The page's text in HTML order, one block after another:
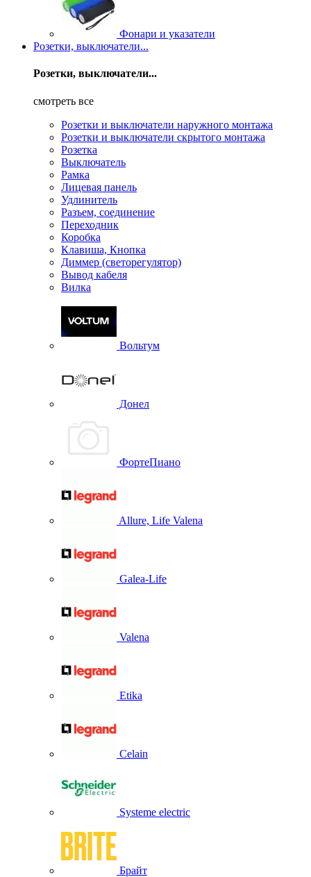
Фонари и указатели
Розетки, выключатели...
Розетки, выключатели...
смотреть все
Розетки и выключатели наружного монтажа
Розетки и выключатели скрытого монтажа
Розетка
Выключатель
Рамка
Лицевая панель
Удлинитель
Разъем, соединение
Переходник
Коробка
Клавиша, Кнопка
Диммер (светорегулятор)
Вывод кабеля
Вилка
Вольтум
Донел
ФортеПиано
Allure, Life Valena
Galea-Life
Valena
Etika
Celain
Systeme electric
Брайт